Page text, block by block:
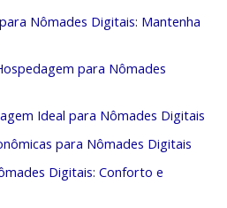
Nômades Digitais: Mantenha
para Nômades
Ideal para Nômades Digitais
para Nômades Digitais
Digitais: Conforto e